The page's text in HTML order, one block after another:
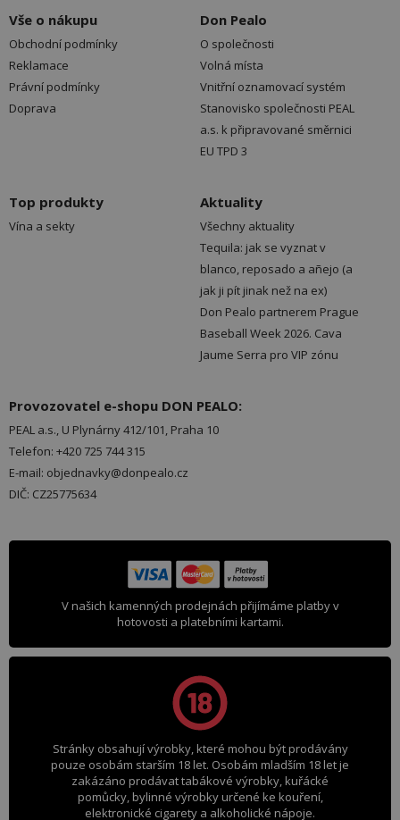
Vše o nákupu
Obchodní podmínky
Reklamace
Právní podmínky
Doprava
Don Pealo
O společnosti
Volná místa
Vnitřní oznamovací systém
Stanovisko společnosti PEAL
a.s. k připravované směrnici
EU TPD 3
Top produkty
Vína a sekty
Aktuality
Všechny aktuality
Tequila: jak se vyznat v
blanco, reposado a añejo (a
jak ji pít jinak než na ex)
Don Pealo partnerem Prague
Baseball Week 2026. Cava
Jaume Serra pro VIP zónu
Provozovatel e-shopu DON PEALO:
PEAL a.s., U Plynárny 412/101, Praha 10
Telefon: +420 725 744 315
E-mail: objednavky@donpealo.cz
DIČ: CZ25775634
V našich kamenných prodejnách přijímáme platby v
hotovosti a platebními kartami.
Stránky obsahují výrobky, které mohou být prodávány
pouze osobám starším 18 let. Osobám mladším 18 let je
zakázáno prodávat tabákové výrobky, kuřácké
pomůcky, bylinné výrobky určené ke kouření,
elektronické cigarety a alkoholické nápoje.